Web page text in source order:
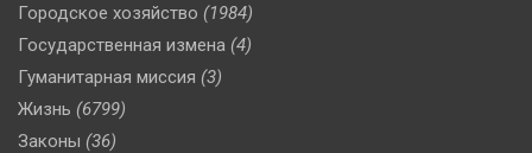
Городское хозяйство (1984)
Государственная измена (4)
Гуманитарная миссия (3)
Жизнь (6799)
Законы (36)